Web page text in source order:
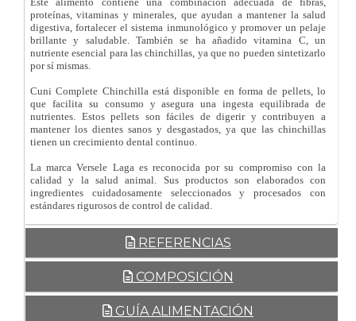
proteínas, vitaminas y minerales, que ayudan a mantener la salud
digestiva, fortalecer el sistema inmunológico y promover un pelaje
brillante y saludable. También se ha añadido vitamina C, un
nutriente esencial para las chinchillas, ya que no pueden sintetizarlo
por sí mismas.
Cuni Complete Chinchilla está disponible en forma de pellets, lo
que facilita su consumo y asegura una ingesta equilibrada de
nutrientes. Estos pellets son fáciles de digerir y contribuyen a
mantener los dientes sanos y desgastados, ya que las chinchillas
tienen un crecimiento dental continuo.
La marca Versele Laga es reconocida por su compromiso con la
calidad y la salud animal. Sus productos son elaborados con
ingredientes cuidadosamente seleccionados y procesados con
estándares rigurosos de control de calidad.
REFERENCIAS
COMPOSICIÓN
GUÍA ALIMENTACIÓN